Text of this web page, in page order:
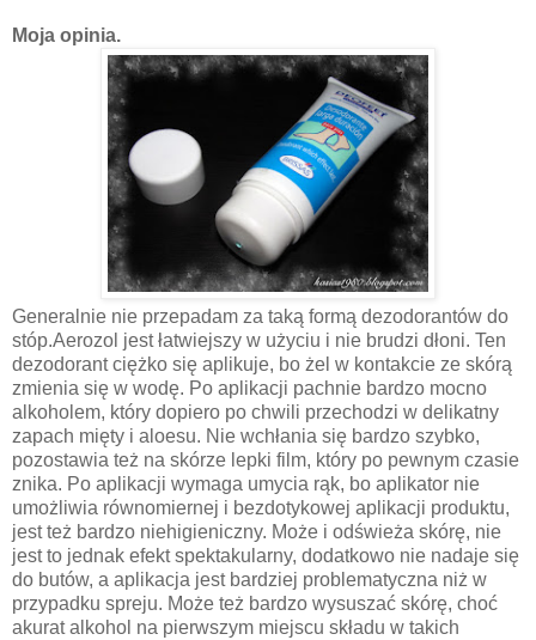
Moja opinia.
Generalnie nie przepadam za taką formą dezodorantów do
stóp.Aerozol jest łatwiejszy w użyciu i nie brudzi dłoni. Ten
dezodorant ciężko się aplikuje, bo żel w kontakcie ze skórą
zmienia się w wodę. Po aplikacji pachnie bardzo mocno
alkoholem, który dopiero po chwili przechodzi w delikatny
zapach mięty i aloesu. Nie wchłania się bardzo szybko,
pozostawia też na skórze lepki film, który po pewnym czasie
znika. Po aplikacji wymaga umycia rąk, bo aplikator nie
umożliwia równomiernej i bezdotykowej aplikacji produktu,
jest też bardzo niehigieniczny. Może i odświeża skórę, nie
jest to jednak efekt spektakularny, dodatkowo nie nadaje się
do butów, a aplikacja jest bardziej problematyczna niż w
przypadku spreju. Może też bardzo wysuszać skórę, choć
akurat alkohol na pierwszym miejscu składu w takich